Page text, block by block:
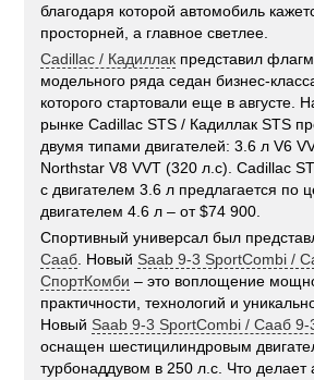
благодаря которой автомобиль
просторней, а главное светлее.
Cadillac / Кадиллак представил
модельного ряда седан бизнес-
которого стартовали еще в августе.
рынке Cadillac STS / Кадиллак STS
двумя типами двигателей: 3.6 л V6
Northstar V8 VVT (320 л.с). Cadillac
с двигателем 3.6 л предлагается по
двигателем 4.6 л – от $74 900.
Cпортивный универсал был
Сааб . Новый Saab 9-3 SportCombi /
СпортКомби – это воплощение
практичности, технологий и
Новый Saab 9-3 SportCombi / Сааб
оснащен шестицилиндровым
турбонаддувом в 250 л.с. Что делает